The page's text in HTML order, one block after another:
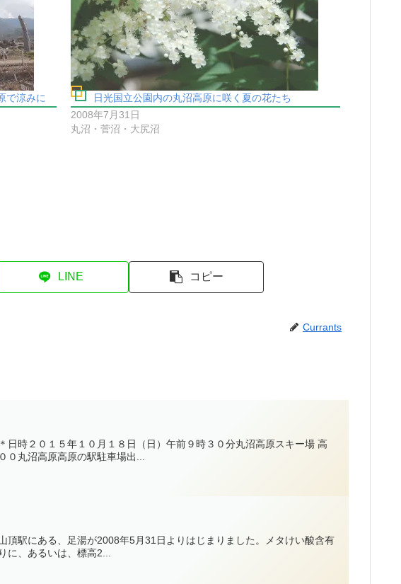
で涼みに
日光国立公園内の丸沼高原に咲く夏の花たち
2008年7月31日
丸沼・菅沼・大尻沼
LINE コピー
Currants
時２０１５年１０月１８日（日）午前９時３０分丸沼高原スキー場 高
０丸沼高原高原の駅駐車場出...
駅にある、足湯が2008年5月31日よりはじまりました。メタけい酸含有
に、あるいは、標高2...